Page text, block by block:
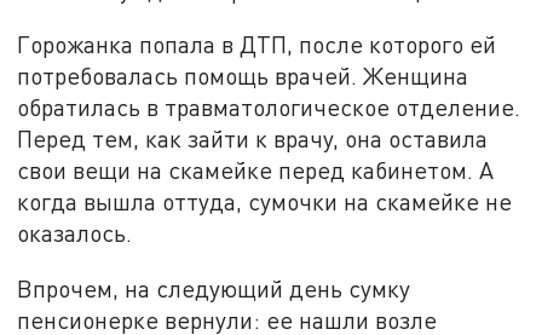
Горожанка попала в ДТП, после которого ей
потребовалась помощь врачей. Женщина
обратилась в травматологическое отделение.
Перед тем, как зайти к врачу, она оставила
свои вещи на скамейке перед кабинетом. А
когда вышла оттуда, сумочки на скамейке не
оказалось.
Впрочем, на следующий день сумку
пенсионерке вернули: ее нашли возле